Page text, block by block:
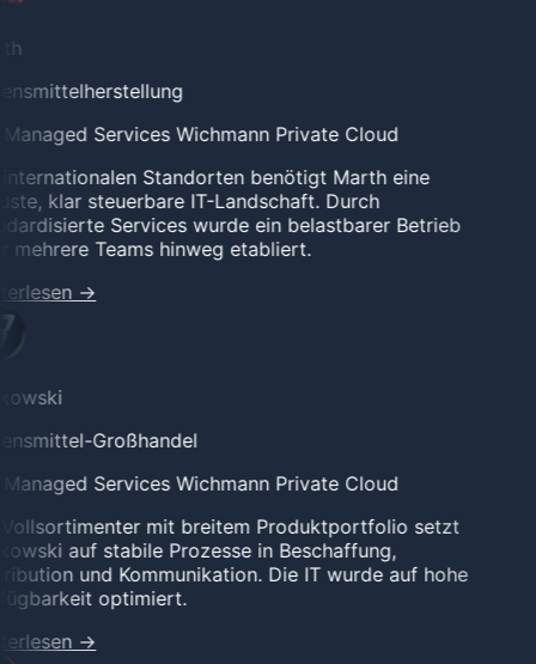
ServicesWichmann Private Cloud
Standorten benötigt Marth eine
klar steuerbare IT-Landschaft. Durch
Services wurde ein belastbarer Betrieb
mehrere Teams hinweg etabliert.
→
Großhandel
ServicesWichmann Private Cloud
mit breitem Produktportfolio setzt
auf stabile Prozesse in Beschaffung,
und Kommunikation. Die IT wurde auf hohe
optimiert.
→